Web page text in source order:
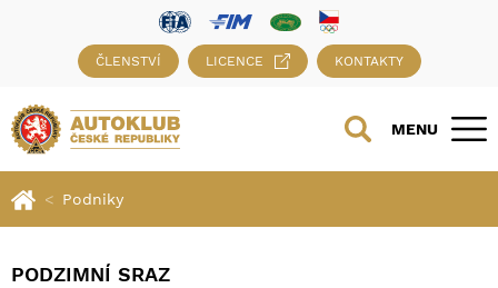
ČLENSTVÍ LICENCE KONTAKTY
MENU
Podniky
PODZIMNÍ SRAZ